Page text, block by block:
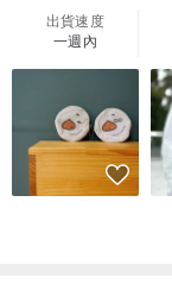
出貨速度
一週內